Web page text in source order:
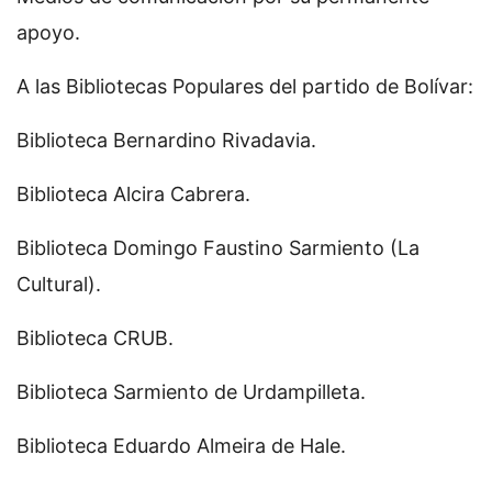
apoyo.
A las Bibliotecas Populares del partido de Bolívar:
Biblioteca Bernardino Rivadavia.
Biblioteca Alcira Cabrera.
Biblioteca Domingo Faustino Sarmiento (La
Cultural).
Biblioteca CRUB.
Biblioteca Sarmiento de Urdampilleta.
Biblioteca Eduardo Almeira de Hale.